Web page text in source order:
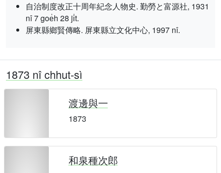
自治制度改正十周年紀念人物史. 勤勞と富源社, 1931
nî 7 goe̍h 28 ji̍t.
屏東縣鄉賢傳略. 屏東縣立文化中心, 1997 nî.
1873 nî chhut-sì
渡邊與一
1873
和泉種次郎